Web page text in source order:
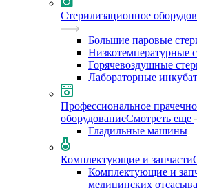
Стерилизационное
Большие паровые
Низкотемпературные
Горячевоздушные
Лабораторные
Профессиональное
оборудованиеСмотреть еще
Гладильные машины
Комплектующие и запчасти
Комплектующие и
медицинских